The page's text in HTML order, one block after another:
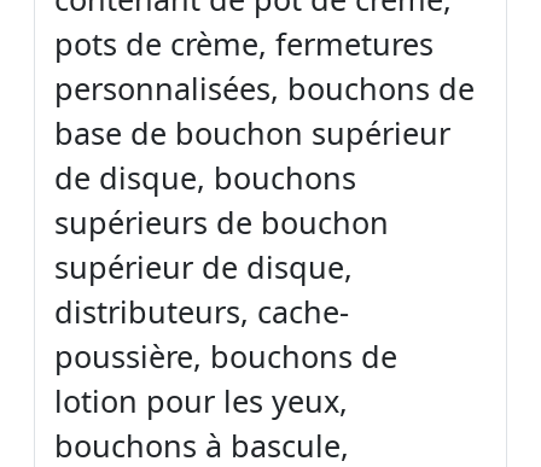
pots de crème, fermetures
personnalisées, bouchons de
base de bouchon supérieur
de disque, bouchons
supérieurs de bouchon
supérieur de disque,
distributeurs, cache-
poussière, bouchons de
lotion pour les yeux,
bouchons à bascule,